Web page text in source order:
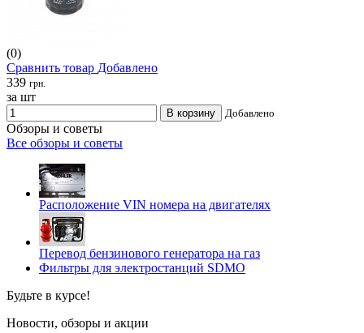
(0)
Сравнить товар Добавлено
339 грн.
за шт
В корзину Добавлено
Обзоры и советы
Все обзоры и советы
Расположение VIN номера на двигателях
Перевод бензинового генератора на газ
Фильтры для электростанций SDMO
Будьте в курсе!
Новости, обзоры и акции